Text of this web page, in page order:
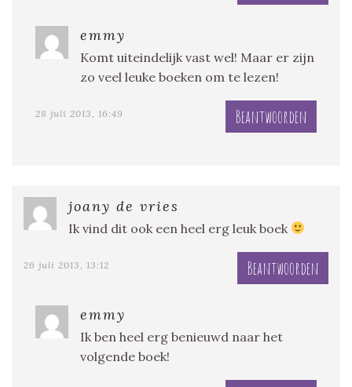
emmy
Komt uiteindelijk vast wel! Maar er zijn
zo veel leuke boeken om te lezen!
28 juli 2013, 16:49 Beantwoorden
joany de vries
Ik vind dit ook een heel erg leuk boek
26 juli 2013, 13:12 Beantwoorden
emmy
Ik ben heel erg benieuwd naar het
volgende boek!